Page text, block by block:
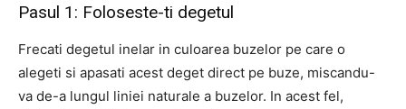
Pasul 1: Foloseste-ti degetul
Frecati degetul inelar in culoarea buzelor pe care o
alegeti si apasati acest deget direct pe buze, miscandu-
va de-a lungul liniei naturale a buzelor. In acest fel,